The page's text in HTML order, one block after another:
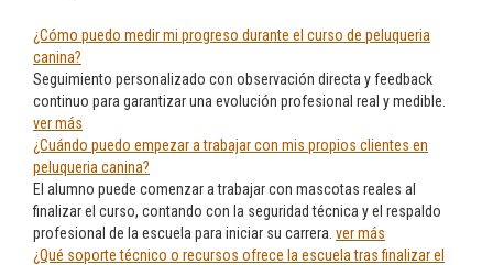
¿Cómo puedo medir mi progreso durante el curso de peluqueria
canina?
Seguimiento personalizado con observación directa y feedback
continuo para garantizar una evolución profesional real y medible.
ver más
¿Cuándo puedo empezar a trabajar con mis propios clientes en
peluqueria canina?
El alumno puede comenzar a trabajar con mascotas reales al
finalizar el curso, contando con la seguridad técnica y el respaldo
profesional de la escuela para iniciar su carrera. ver más
¿Qué soporte técnico o recursos ofrece la escuela tras finalizar el